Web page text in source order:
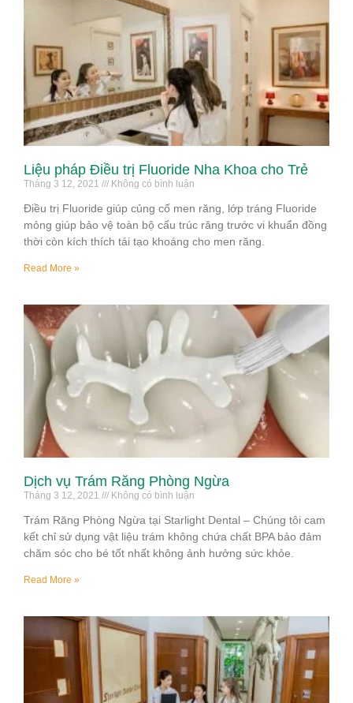
Liệu pháp Điều trị Fluoride Nha Khoa cho Trẻ
Tháng 3 12, 2021 Không có bình luận
Điều trị Fluoride giúp củng cố men răng, lớp tráng Fluoride
mỏng giúp bảo vệ toàn bộ cấu trúc răng trước vi khuẩn đồng
thời còn kích thích tái tạo khoáng cho men răng.
Read More »
Dịch vụ Trám Răng Phòng Ngừa
Tháng 3 12, 2021 Không có bình luận
Trám Răng Phòng Ngừa tại Starlight Dental – Chúng tôi cam
kết chỉ sử dụng vật liệu trám không chứa chất BPA bảo đảm
chăm sóc cho bé tốt nhất không ảnh hưởng sức khỏe.
Read More »